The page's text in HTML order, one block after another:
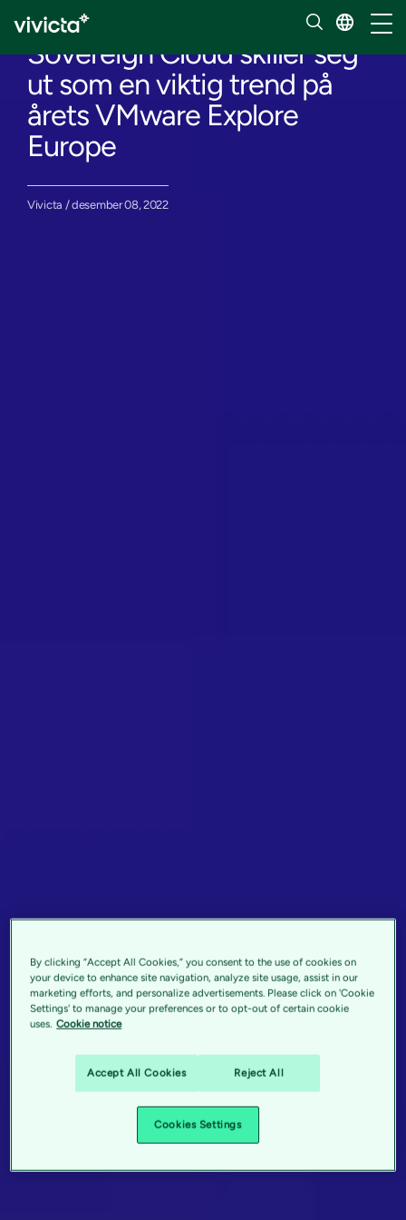
Sovereign Cloud skiller seg
ut som en viktig trend på
årets VMware Explore
Europe
Vivicta / desember 08, 2022
By clicking “Accept All Cookies,” you consent to the use of cookies on
your device to enhance site navigation, analyze site usage, assist in our
marketing efforts, and personalize advertisements. Please click on 'Cookie
Settings' to manage your preferences or to opt-out of certain cookie
uses. Cookie notice
Accept All Cookies Reject All
Cookies Settings